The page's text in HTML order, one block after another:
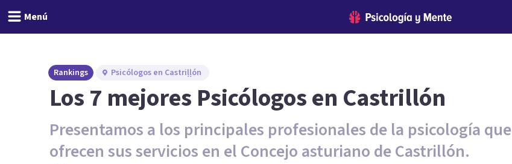
Menú
Rankings Psicólogos en Castriḷḷón
Los 7 mejores Psicólogos en Castrillón
Presentamos a los principales profesionales de la psicología que
ofrecen sus servicios en el Concejo asturiano de Castrillón.